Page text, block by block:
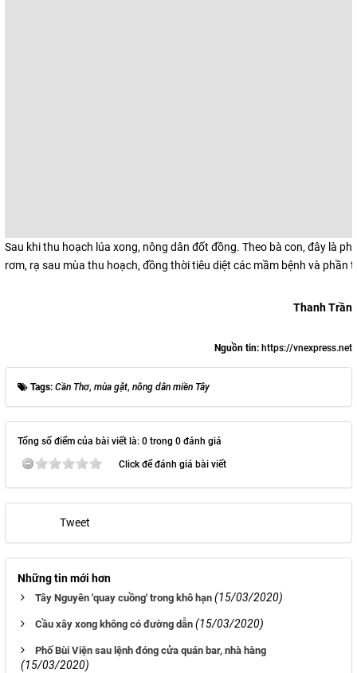
Sau khi thu hoạch lúa xong, nông dân đốt đồng. Theo bà con, đây là
rơm, rạ sau mùa thu hoạch, đồng thời tiêu diệt các mầm bệnh và phần
Thanh Trần
Nguồn tin: https://vnexpress.net
Tags: Cần Thơ, mùa gặt, nông dân miền Tây
Tổng số điểm của bài viết là: 0 trong 0 đánh giá
Click để đánh giá bài viết
Tweet
Những tin mới hơn
Tây Nguyên 'quay cuồng' trong khô hạn (15/03/2020)
Cầu xây xong không có đường dẫn (15/03/2020)
Phố Bùi Viện sau lệnh đóng cửa quán bar, nhà hàng
(15/03/2020)